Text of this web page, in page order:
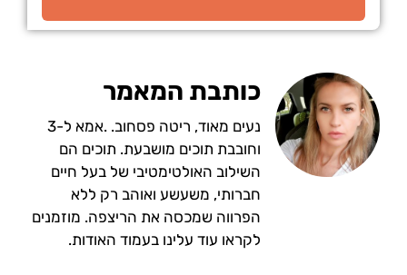
כותבת המאמר
נעים מאוד, ריטה פסחוב. .אמא ל-3
וחובבת תוכים מושבעת. תוכים הם
השילוב האולטימטיבי של בעל חיים
חברותי, משעשע ואוהב רק ללא
הפרווה שמכסה את הריצפה. מוזמנים
לקראו עוד עלינו בעמוד האודות.